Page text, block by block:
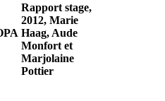
Rapport stage,
2012, Marie
Haag, Aude
Monfort et
Marjolaine
Pottier